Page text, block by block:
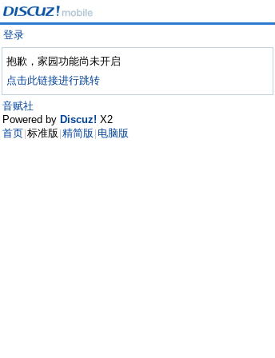
登录
抱歉，家园功能尚未开启
点击此链接进行跳转
音赋社
Powered by Discuz! X2
首页 标准版 精简版 电脑版